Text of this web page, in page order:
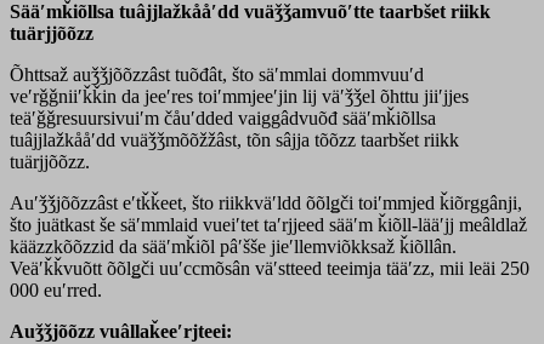
Sääʹmǩiõllsa tuâjjlažkååʹdd vuäǯǯamvuõʹtte taarbšet riikk
tuärjjõõzz
Õhttsaž auǯǯjõõzzâst tuõđât, što säʹmmlai dommvuuʹd
veʹrǧǧniiʹǩǩin da jeeʹres toiʹmmjeeʹjin lij väʹǯǯel õhttu jiiʹjjes
teäʹǧǧresuursivuiʹm čåuʹdded vaiggâdvuõđ sääʹmǩiõllsa
tuâjjlažkååʹdd vuäǯǯmõõžžâst, tõn sâjja tõõzz taarbšet riikk
tuärjjõõzz.
Auʹǯǯjõõzzâst eʹtǩǩeet, što riikkväʹldd õõlǥči toiʹmmjed ǩiõrggânji,
što juätkast še säʹmmlaid vueiʹtet taʹrjjeed sääʹm ǩiõll-lääʹjj meâldlaž
kääzzkõõzzid da sääʹmǩiõl pâʹšše jieʹllemviõkksaž ǩiõllân.
Veäʹǩǩvuõtt õõlǥči uuʹccmõsân väʹstteed teeimja tääʹzz, mii leäi 250
000 euʹrred.
Auǯǯjõõzz vuâllaǩeeʹrjteei: